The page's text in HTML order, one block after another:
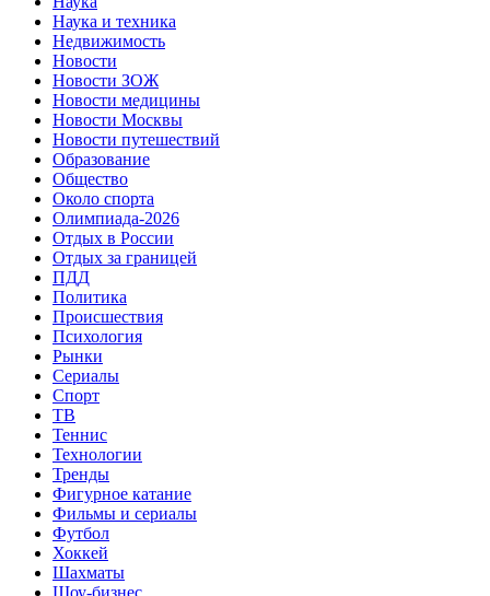
Наука и техника
Недвижимость
Новости
Новости ЗОЖ
Новости медицины
Новости Москвы
Новости путешествий
Образование
Общество
Около спорта
Олимпиада-2026
Отдых в России
Отдых за границей
ПДД
Политика
Происшествия
Психология
Рынки
Сериалы
Спорт
ТВ
Теннис
Технологии
Тренды
Фигурное катание
Фильмы и сериалы
Футбол
Хоккей
Шахматы
Шоу-бизнес